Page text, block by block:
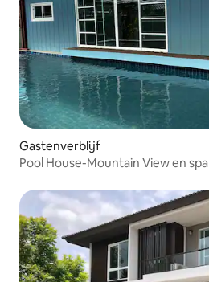
Gastenverblijf
Pool House-Mountain View en spa